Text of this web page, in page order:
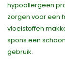
hypoallergeen
zorgen voor een
vloeistoffen
spons een
gebruik.